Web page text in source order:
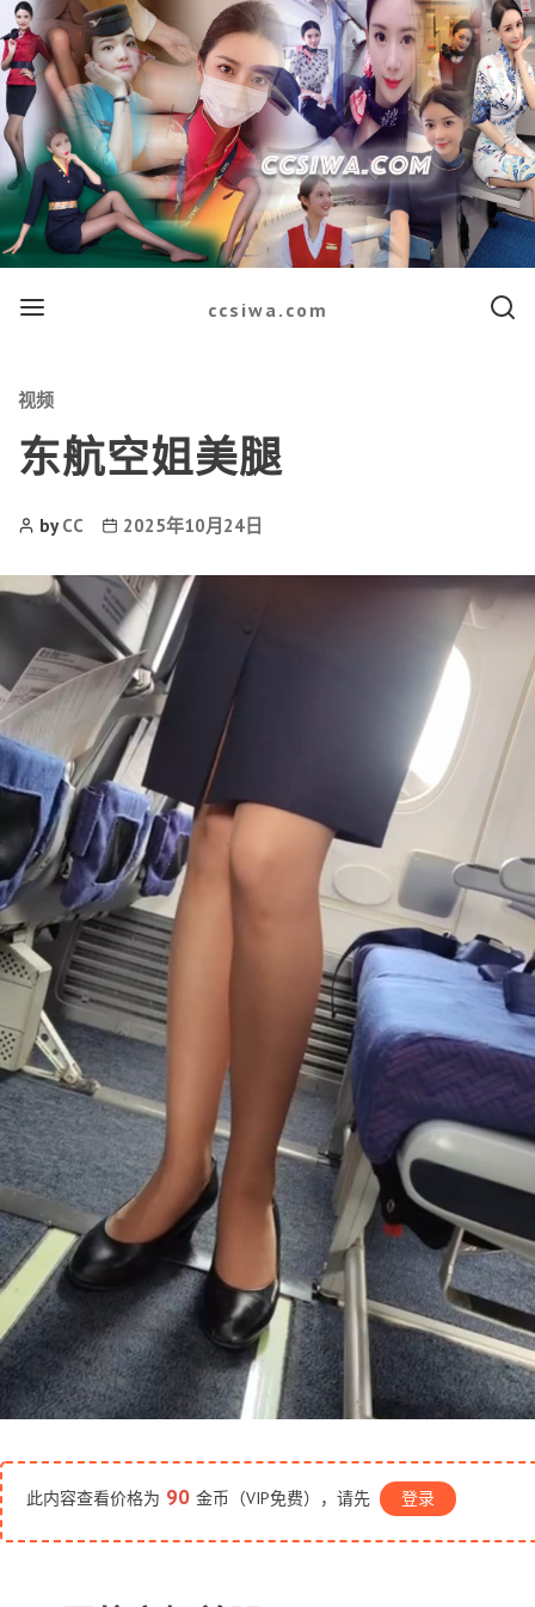
Menu ccsiwa.com Search
Categories
视频
东航空姐美腿
PostbyCC
Post2025年10月24日
此内容查看价格为 90 金币（VIP免费），请先 登录